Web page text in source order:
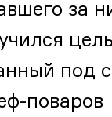
за
под
поваров